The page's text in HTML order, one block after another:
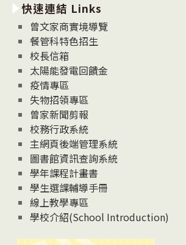
消
息
News
快速連結 Links
曾文家商實境導覽
餐管科特色招生
校長信箱
太陽能發電回饋金
疫情專區
失物招領專區
曾家新聞剪報
校務行政系統
主網頁後端管理系統
圖書館資訊查詢系統
學年課程計畫書
學生選課輔導手冊
線上教學專區
學校介紹(School Introduction)